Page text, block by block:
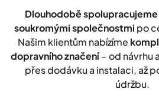
Dlouhodobě
soukromými společnostmi po
Našim klientům nabízíme
dopravního značení– od návrhu
přes dodávku a instalaci, až
údržbu.